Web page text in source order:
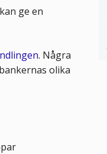
ge en
. Några
olika